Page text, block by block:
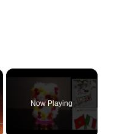
Now Playing